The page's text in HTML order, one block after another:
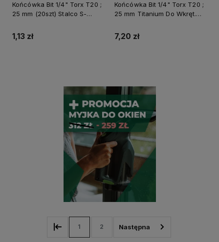
Końcówka Bit 1/4" Torx T20 ;
25 mm (20szt) Stalco S-
1,13 zł
Końcówka Bit 1/4" Torx T20 ;
25 mm Titanium Do Wkręt.
7,20 zł
1 2